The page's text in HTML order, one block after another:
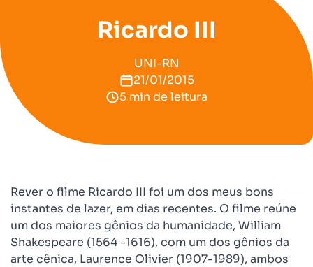
Ricardo III
UNI-RN
21/01/2015
5 min de leitura
Rever o filme Ricardo III foi um dos meus bons
instantes de lazer, em dias recentes. O filme reúne
um dos maiores gênios da humanidade, William
Shakespeare (1564 -1616), com um dos gênios da
arte cênica, Laurence Olivier (1907-1989), ambos